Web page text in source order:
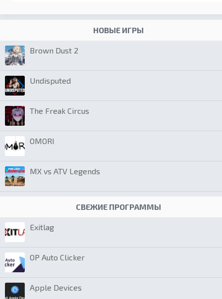
НОВЫЕ ИГРЫ
Brown Dust 2
Undisputed
The Freak Circus
OMORI
MX vs ATV Legends
СВЕЖИЕ ПРОГРАММЫ
Exitlag
OP Auto Clicker
Apple Devices